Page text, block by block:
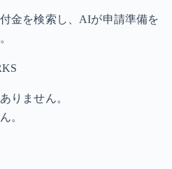
金を検索し、AIが申請準備を
りません。
。